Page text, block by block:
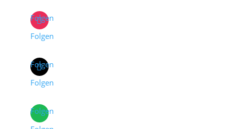
Folgen
Folgen
Folgen
Folgen
Folgen